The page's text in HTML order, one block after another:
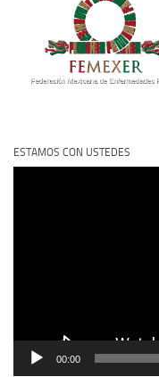
ESTAMOS CON USTEDES
00:00